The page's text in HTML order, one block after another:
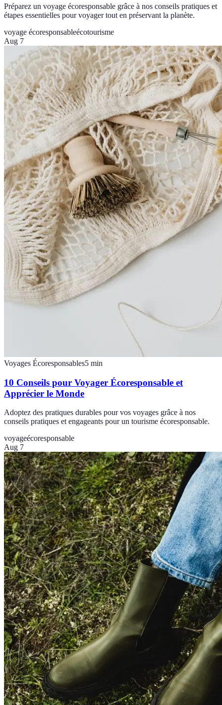
Préparez un voyage écoresponsable grâce à nos conseils pratiques et
étapes essentielles pour voyager tout en préservant la planète.
voyage écoresponsableécotourisme
Aug 7
Voyages Écoresponsables5 min
10 Conseils pour Voyager Écoresponsable et
Apprécier le Monde
Adoptez des pratiques durables pour vos voyages grâce à nos
conseils pratiques et engageants pour un tourisme écoresponsable.
voyageécoresponsable
Aug 7